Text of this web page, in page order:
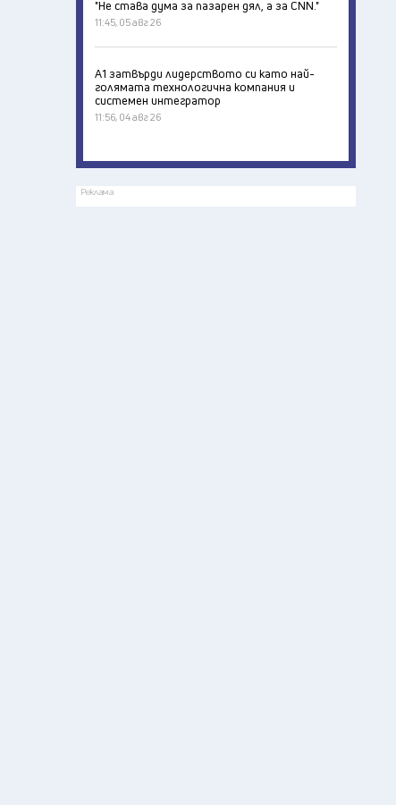
"Не става дума за пазарен дял, а за CNN."
11:45, 05 авг 26
А1 затвърди лидерството си като най-
голямата технологична компания и
системен интегратор
11:56, 04 авг 26
Реклама